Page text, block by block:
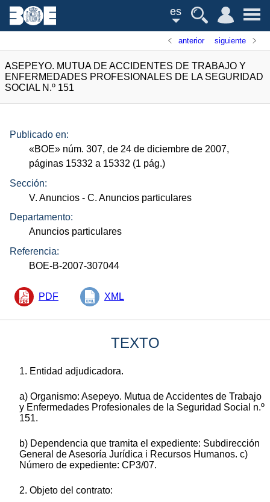
es
anterior siguiente
ASEPEYO. MUTUA DE ACCIDENTES DE TRABAJO Y
ENFERMEDADES PROFESIONALES DE LA SEGURIDAD
SOCIAL N.º 151
Publicado en:
«BOE» núm. 307, de 24 de diciembre de 2007,
páginas 15332 a 15332 (1 pág.)
Sección:
V. Anuncios - C. Anuncios particulares
Departamento:
Anuncios particulares
Referencia:
BOE-B-2007-307044
PDF XML
TEXTO
1. Entidad adjudicadora.
a) Organismo: Asepeyo. Mutua de Accidentes de Trabajo
y Enfermedades Profesionales de la Seguridad Social n.º
151.
b) Dependencia que tramita el expediente: Subdirección
General de Asesoría Jurídica i Recursos Humanos. c)
Número de expediente: CP3/07.
2. Objeto del contrato: